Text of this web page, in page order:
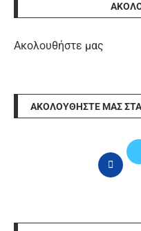
Ακολουθήστε μας
ΑΚΟΛΟΥΘΉΣΤΕ ΜΑΣ